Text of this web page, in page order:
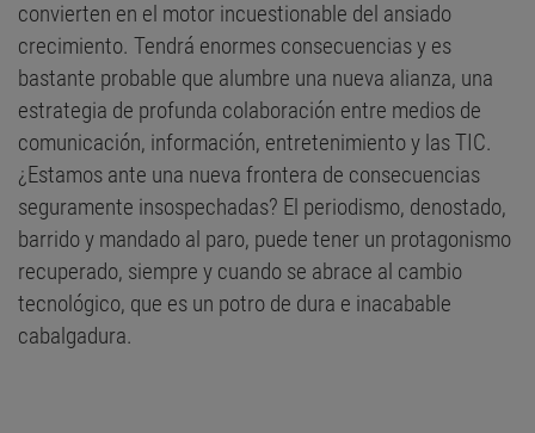
convierten en el motor incuestionable del ansiado
crecimiento. Tendrá enormes consecuencias y es
bastante probable que alumbre una nueva alianza, una
estrategia de profunda colaboración entre medios de
comunicación, información, entretenimiento y las TIC.
¿Estamos ante una nueva frontera de consecuencias
seguramente insospechadas? El periodismo, denostado,
barrido y mandado al paro, puede tener un protagonismo
recuperado, siempre y cuando se abrace al cambio
tecnológico, que es un potro de dura e inacabable
cabalgadura.